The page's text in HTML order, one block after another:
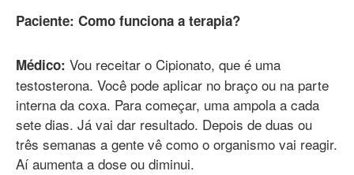
Paciente: Como funciona a terapia?
Médico: Vou receitar o Cipionato, que é uma
testosterona. Você pode aplicar no braço ou na parte
interna da coxa. Para começar, uma ampola a cada
sete dias. Já vai dar resultado. Depois de duas ou
três semanas a gente vê como o organismo vai reagir.
Aí aumenta a dose ou diminui.